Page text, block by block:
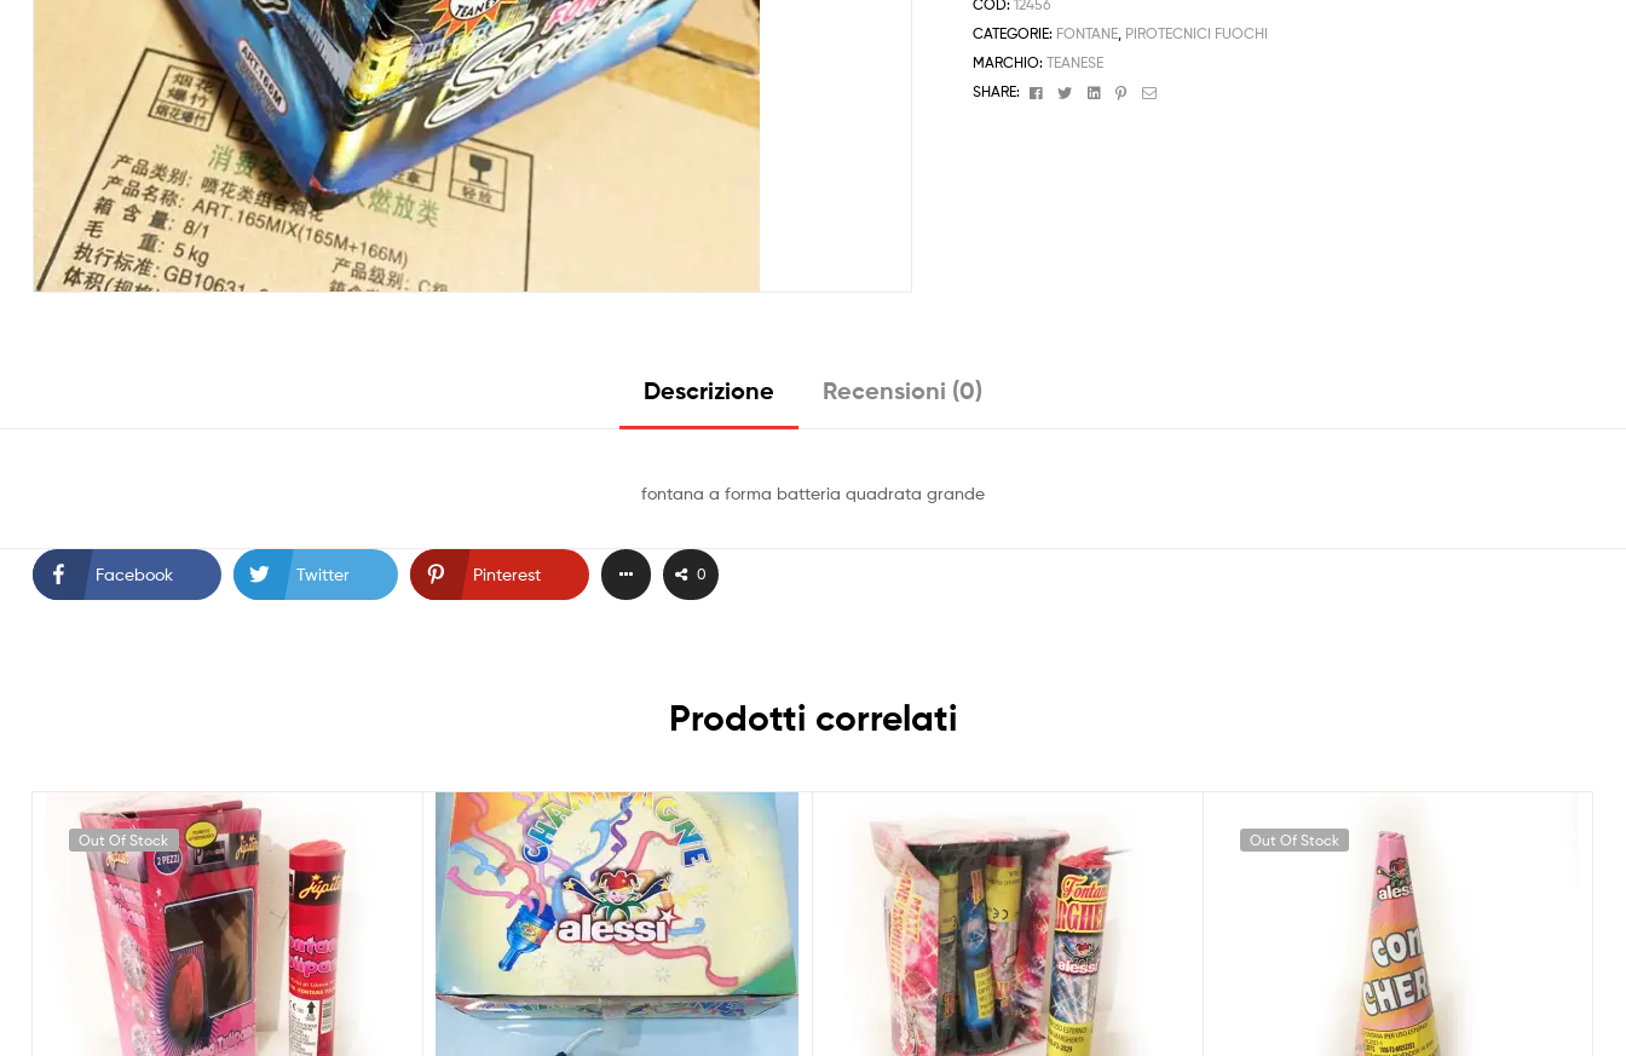
COD:12456
CATEGORIE: FONTANE PIROTECNICI FUOCHI
MARCHIO:TEANESE
SHARE:
FacebookTwitterLinkedinPinterest
Email
Descrizione Recensioni (0)
fontana a forma batteria quadrata grande
Facebook Twitter Pinterest 0
Prodotti correlati
Out Of Stock Out Of Stock